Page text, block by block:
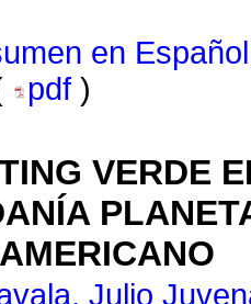
en Español
pdf )
VERDE
Julio